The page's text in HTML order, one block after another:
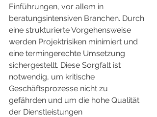
Einführungen, vor allem in
beratungsintensiven Branchen. Durch
eine strukturierte Vorgehensweise
werden Projektrisiken minimiert und
eine termingerechte Umsetzung
sichergestellt. Diese Sorgfalt ist
notwendig, um kritische
Geschäftsprozesse nicht zu
gefährden und um die hohe Qualität
der Dienstleistungen